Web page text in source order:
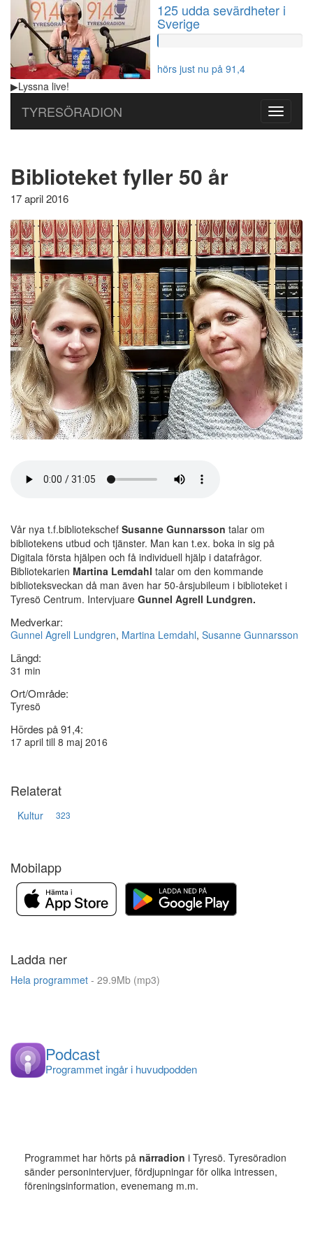
125 udda sevärdheter i
Sverige
60%
hörs just nu på 91,4
▶Lyssna live!
Toggle
TYRESÖRADION
Biblioteket fyller 50 år
17 april 2016
Vår nya t.f.bibliotekschef Susanne Gunnarsson talar om
bibliotekens utbud och tjänster. Man kan t.ex. boka in sig på
Digitala första hjälpen och få individuell hjälp i datafrågor.
Bibliotekarien Martina Lemdahl talar om den kommande
biblioteksveckan då man även har 50-årsjubileum i biblioteket i
Tyresö Centrum. Intervjuare Gunnel Agrell Lundgren.
Medverkar:
Gunnel Agrell Lundgren, Martina Lemdahl, Susanne Gunnarsson
Längd:
31 min
Ort/Område:
Tyresö
Hördes på 91,4:
17 april till 8 maj 2016
Relaterat
Kultur 323
Mobilapp
Ladda ner
Hela programmet - 29.9Mb (mp3)
Podcast
Programmet ingår i huvudpodden
Programmet har hörts på närradion i Tyresö. Tyresöradion
sänder personintervjuer, fördjupningar för olika intressen,
föreningsinformation, evenemang m.m.